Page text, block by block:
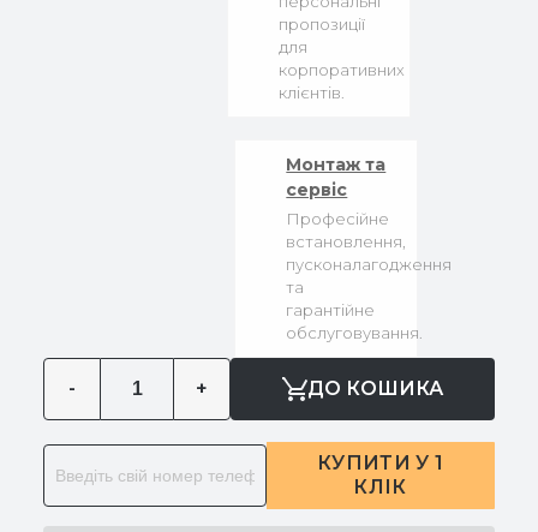
пропозиції
для
корпоративних
клієнтів.
Монтаж та
сервіс
Професійне
встановлення,
пусконалагодження
та
гарантійне
обслуговування.
- + ДО КОШИКА
КУПИТИ У 1
КЛІК